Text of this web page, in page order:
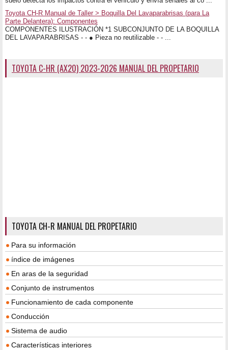
Toyota CH-R Manual de Taller > Boquilla Del Lavaparabrisas (para La
Parte Delantera): Componentes
COMPONENTES ILUSTRACIÓN *1 SUBCONJUNTO DE LA BOQUILLA
DEL LAVAPARABRISAS - - ● Pieza no reutilizable - - ...
TOYOTA C-HR (AX20) 2023-2026 MANUAL DEL PROPETARIO
TOYOTA CH-R MANUAL DEL PROPETARIO
Para su información
índice de imágenes
En aras de la seguridad
Conjunto de instrumentos
Funcionamiento de cada componente
Conducción
Sistema de audio
Características interiores